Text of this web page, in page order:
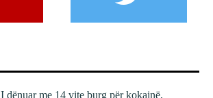
I dënuar me 14 vite burg për kokainë,